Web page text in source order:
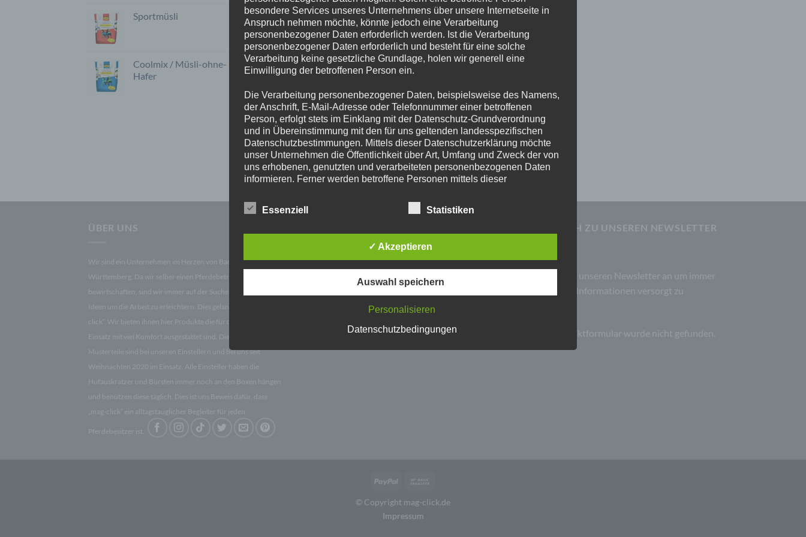
Sportmüsli
Coolmix / Müsli-ohne-
Hafer
Lieferzeit: Bis zu 2 Wochen
Magnetischer
Hufauskratzer Rosa
€ 5,95 incl. MwSt.
zzgl. Versandkosten
Lieferzeit:Bis zu 2 Wochen
Magnetischer
Hufauskratzer Blau
€5,95 incl. MwSt.
zzgl.Versandkosten
Lieferzeit:Bis zu 2 Wochen
Lieferzeit:Bis zu 2 Wochen
Performance 14
Hufauskratzer Grün
€5,95 incl. MwSt.
zzgl.Versandkosten
Lieferzeit:Bis zu 2 Wochen
ÜBER UNS
Wir sind ein Unternehmen im Herzen von Baden-
Württemberg. Da wir selber einen Pferdebetrieb
bewirtschaften, sind wir immer auf der Suche nach innovativen
Ideen um die Arbeit zu erleichtern. Dies gelang uns durch „mag-
click“. Wir bieten ihnen hier Produkte die für den praktischen
Einsatz mit viel Komfort ausgestattet sind. Die ersten
Musterteile sind bei unseren Einstellern und bei uns seit
Weihnachten 2020 im Einsatz. Alle Einsteller haben die
Hufauskratzer und Bürsten immer noch an den Boxen hängen
und benützen diese täglich. Dies ist uns Beweis dafür, dass
„mag-click“ ein alltagstauglicher Begleiter für jeden
Pferdebesitzer ist.
Bühner HOBtech Hufkratzer
Mag-Click
magnetisch Putzzeug
MELDE DICH ZU UNSEREN NEWSLETTER
Melde dich zu unseren Newsletter an um immer
mit neuesten Informationen versorgt zu
Kontaktformular wurde nicht gefunden.
PayPal
© Copyright mag-click.de
Impressum
besondere Services unseres Unternehmens über unsere Internetseite in
Anspruch nehmen möchte, könnte jedoch eine Verarbeitung
personenbezogener Daten erforderlich werden. Ist die Verarbeitung
personenbezogener Daten erforderlich und besteht für eine solche
Verarbeitung keine gesetzliche Grundlage, holen wir generell eine
Einwilligung der betroffenen Person ein.
Die Verarbeitung personenbezogener Daten, beispielsweise des Namens,
der Anschrift, E-Mail-Adresse oder Telefonnummer einer betroffenen
Person, erfolgt stets im Einklang mit der Datenschutz-Grundverordnung
und in Übereinstimmung mit den für uns geltenden landesspezifischen
Datenschutzbestimmungen. Mittels dieser Datenschutzerklärung möchte
unser Unternehmen die Öffentlichkeit über Art, Umfang und Zweck der von
uns erhobenen, genutzten und verarbeiteten personenbezogenen Daten
informieren. Ferner werden betroffene Personen mittels dieser
Wir haben als für die Verarbeitung Verantwortlicher zahlreiche technische
personenbezogenen Daten sicherzustellen. Dennoch können
Internetbasierte Datenübertragungen grundsätzlich Sicherheitslücken
Aus diesem Grund steht es jeder betroffenen Person frei,
telefonisch, an uns zu übermitteln.
Begriffsbestimmungen
Die Datenschutzerklärung beruht auf den Begrifflichkeiten, die durch den
Datenschutz-Grundverordnung (DS-GVO) verwendet wurden. Unsere
Datenschutzerklärung soll sowohl für die Öffentlichkeit als auch für unsere
dies zu gewährleisten, möchten wir vorab die verwendeten
Begrifflichkeiten erläutern.
a) personenbezogene Daten
Essenziell Statistiken
✓ Akzeptieren
Auswahl speichern
Personalisieren
Datenschutzbedingungen